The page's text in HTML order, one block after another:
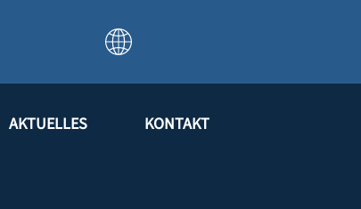
AKTUELLES KONTAKT